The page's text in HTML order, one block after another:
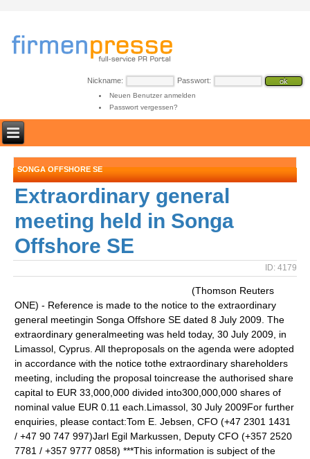
Nickname: Passwort:
Neuen Benutzer anmelden
Passwort vergessen?
SONGA OFFSHORE SE
Extraordinary general
meeting held in Songa
Offshore SE
ID: 4179
(Thomson Reuters
ONE) - Reference is made to the notice to the extraordinary
general meetingin Songa Offshore SE dated 8 July 2009. The
extraordinary generalmeeting was held today, 30 July 2009, in
Limassol, Cyprus. All theproposals on the agenda were adopted
in accordance with the notice tothe extraordinary shareholders
meeting, including the proposal toincrease the authorised share
capital to EUR 33,000,000 divided into300,000,000 shares of
nominal value EUR 0.11 each.Limassol, 30 July 2009For further
enquiries, please contact:Tom E. Jebsen, CFO (+47 2301 1431
/ +47 90 747 997)Jarl Egil Markussen, Deputy CFO (+357 2520
7781 / +357 9777 0858) ***This information is subject of the